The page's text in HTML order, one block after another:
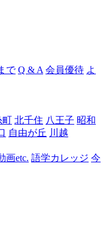
ャ
浜
で Q & A 会員優待 よ
町 北千住 八王子 昭和
自由が丘 川越
画etc. 語学カレッジ 今